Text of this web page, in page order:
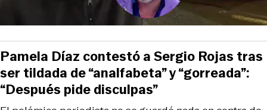
Pamela Díaz contestó a Sergio Rojas tras
ser tildada de “analfabeta” y “gorreada”:
“Después pide disculpas”